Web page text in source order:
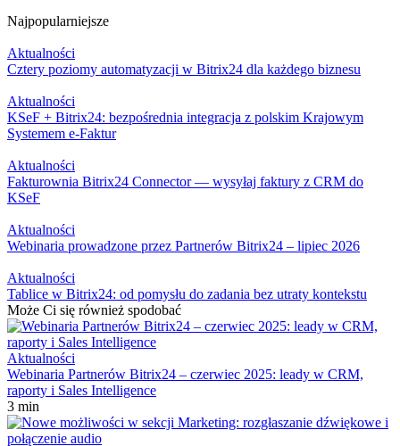
Najpopularniejsze
Aktualności
Cztery poziomy automatyzacji w Bitrix24 dla każdego biznesu
Aktualności
KSeF + Bitrix24: bezpośrednia integracja z polskim Krajowym
Systemem e-Faktur
Aktualności
Fakturownia Bitrix24 Connector — wysyłaj faktury z CRM do
KSeF
Aktualności
Webinaria prowadzone przez Partnerów Bitrix24 – lipiec 2026
Aktualności
Tablice w Bitrix24: od pomysłu do zadania bez utraty kontekstu
Może Ci się również spodobać
Aktualności
Webinaria Partnerów Bitrix24 – czerwiec 2025: leady w CRM,
raporty i Sales Intelligence
3 min